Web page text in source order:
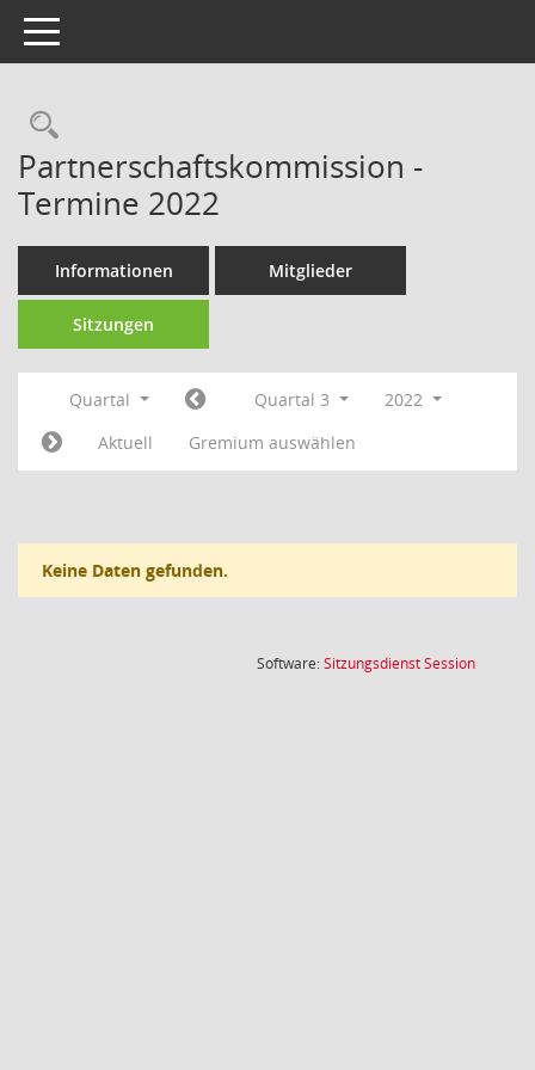
Toggle navigation
Rechercheauswahl
Partnerschaftskommission -
Termine 2022
Informationen Mitglieder
Sitzungen
Quartal Quartal 3
2022
Aktuell
Gremium auswählen
Keine Daten gefunden.
Software:SitzungsdienstSession(Wird in